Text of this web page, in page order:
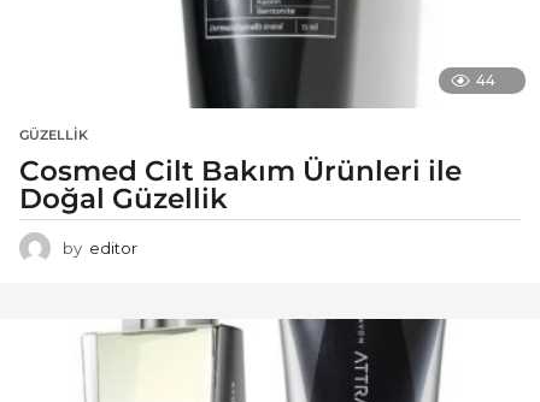
44
GÜZELLIK
Cosmed Cilt Bakım Ürünleri ile
Doğal Güzellik
by editor